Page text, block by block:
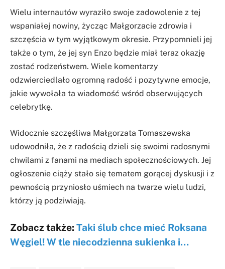
Wielu internautów wyraziło swoje zadowolenie z tej
wspaniałej nowiny, życząc Małgorzacie zdrowia i
szczęścia w tym wyjątkowym okresie. Przypomnieli jej
także o tym, że jej syn Enzo będzie miał teraz okazję
zostać rodzeństwem. Wiele komentarzy
odzwierciedlało ogromną radość i pozytywne emocje,
jakie wywołała ta wiadomość wśród obserwujących
celebrytkę.
Widocznie szczęśliwa Małgorzata Tomaszewska
udowodniła, że z radością dzieli się swoimi radosnymi
chwilami z fanami na mediach społecznościowych. Jej
ogłoszenie ciąży stało się tematem gorącej dyskusji i z
pewnością przyniosło uśmiech na twarze wielu ludzi,
którzy ją podziwiają.
Zobacz także: Taki ślub chce mieć Roksana
Węgiel! W tle niecodzienna sukienka i…